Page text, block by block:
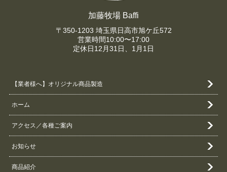
加藤牧場 Baffi
〒350-1203 埼玉県日高市旭ケ丘572
営業時間10:00〜17:00
定休日12月31日、1月1日
【業者様へ】オリジナル商品製造
ホーム
アクセス／各種ご案内
お知らせ
商品紹介